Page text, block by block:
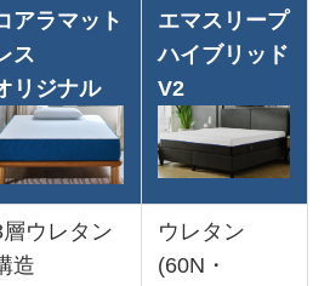
アラマット
ス
リジナル
エマスリープ
ハイブリッド
V2
層ウレタン
造
ウレタン
(60N・